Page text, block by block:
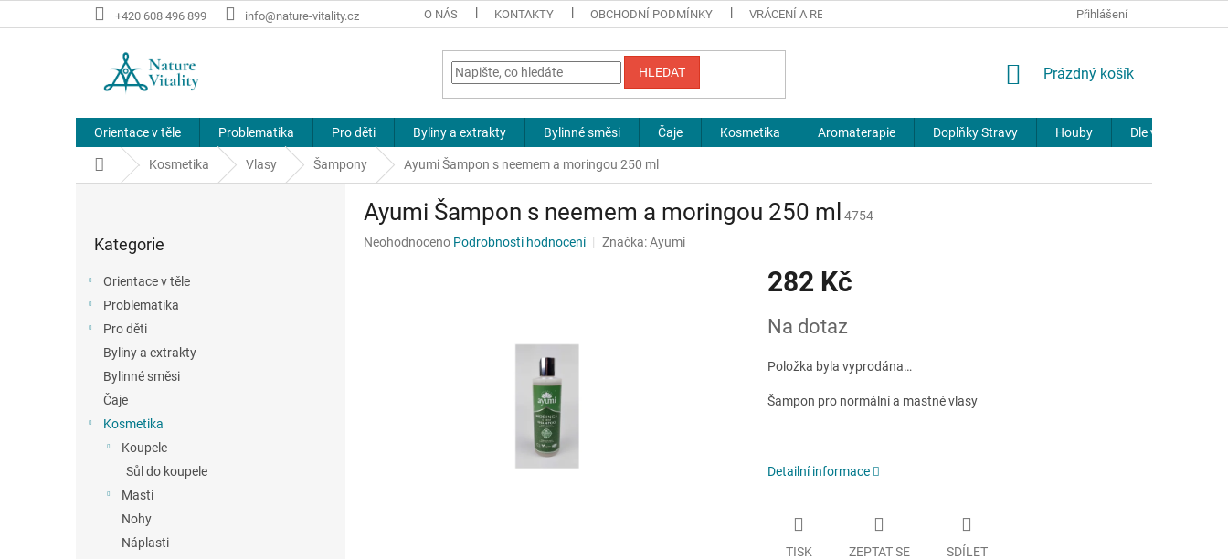
na
+420 608 496 899 info@nature-vitality.cz O NÁS KONTAKTY OBCHODNÍ PODMÍNKY VRÁCENÍ A REKLAMACE JOURNAL
Přihlášení
HLEDAT
NÁKUPNÍ
Prázdný košík
Orientace v těle Problematika Pro děti Byliny a extrakty Bylinné směsi Čaje Kosmetika Aromaterapie Doplňky Stravy Houby Dle výrobců
Domů Kosmetika Vlasy Šampony Ayumi Šampon s neemem a moringou 250 ml
kategorie
Kategorie
Orientace v těle
Problematika
Pro děti
Byliny a extrakty
Bylinné směsi
Čaje
Kosmetika
Koupele
Sůl do koupele
Masti
Nohy
Náplasti
Ayumi Šampon s neemem a moringou 250 ml
4754
Průměrné
Neohodnoceno Podrobnosti hodnocení Značka:Ayumi
282 Kč
cena:
Na dotaz
Položka byla vyprodána…
Šampon pro normální a mastné vlasy
Detailní informace
TISK ZEPTAT SE SDÍLET